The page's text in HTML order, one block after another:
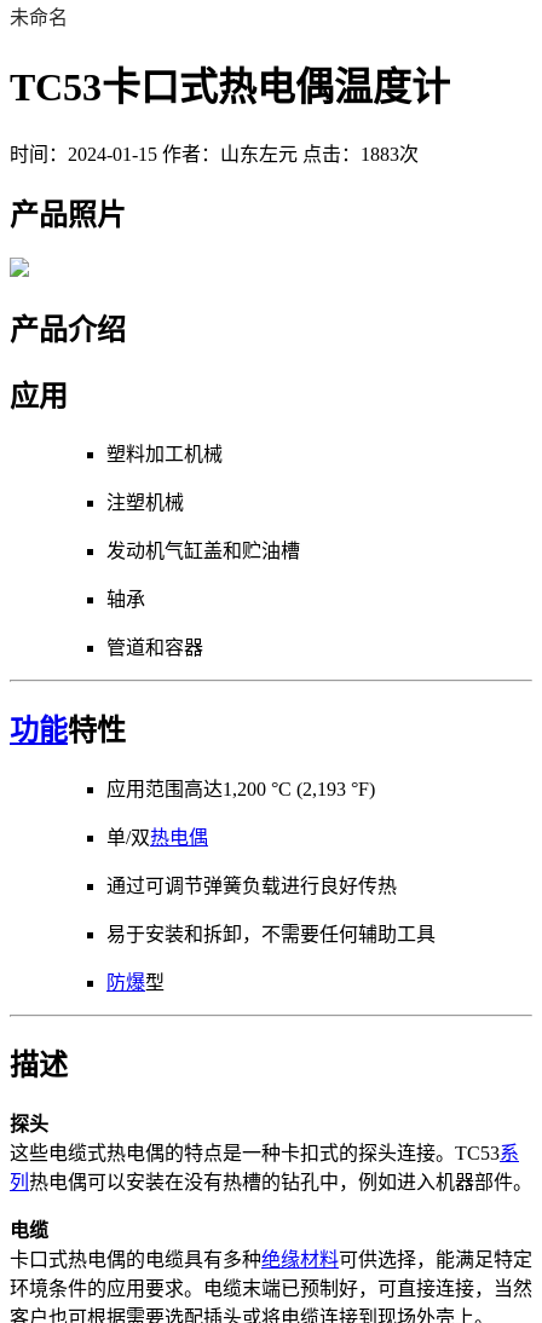
未命名
TC53卡口式热电偶温度计
时间：2024-01-15 作者：山东左元 点击：1883次
产品照片
产品介绍
应用
塑料加工机械
注塑机械
发动机气缸盖和贮油槽
轴承
管道和容器
功能特性
应用范围高达1,200 °C (2,193 °F)
单/双热电偶
通过可调节弹簧负载进行良好传热
易于安装和拆卸，不需要任何辅助工具
防爆型
描述
探头
这些电缆式热电偶的特点是一种卡扣式的探头连接。TC53系
列 热电偶可以安装在没有热槽的钻孔中，例如进入机器部件。
电缆
卡口式热电偶的电缆具有多种绝缘材料可供选择，能满足特定
环境条件的应用要求。电缆末端已预制好，可直接连接，当然
客户也可根据需要选配插头或将电缆连接到现场外壳上。